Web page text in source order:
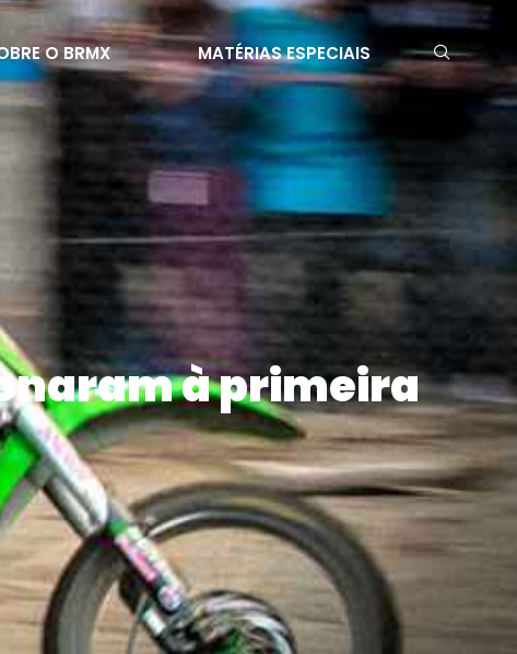
O BRMX MATÉRIAS ESPECIAIS
à primeira